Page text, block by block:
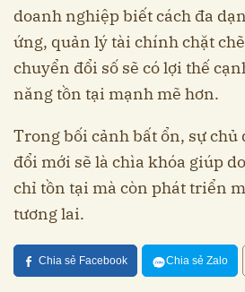
doanh nghiệp biết cách đa
ứng, quản lý tài chính chặt
chuyển đổi số sẽ có lợi thế
năng tồn tại mạnh mẽ hơn.
Trong bối cảnh bất ổn, sự chủ
đổi mới sẽ là chìa khóa giúp
chỉ tồn tại mà còn phát triển
tương lai.
Chia sẻ Facebook Chia sẻ Zalo